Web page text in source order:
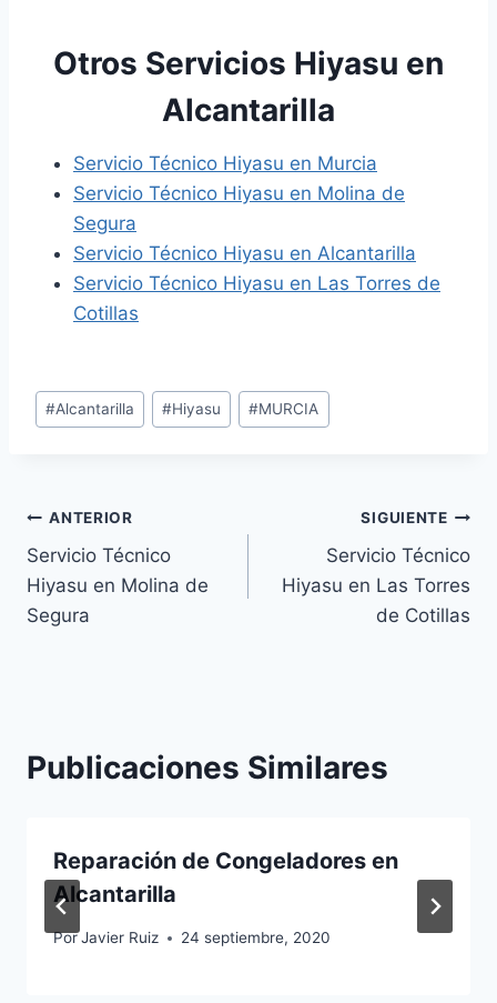
Otros Servicios Hiyasu en
Alcantarilla
Servicio Técnico Hiyasu en Murcia
Servicio Técnico Hiyasu en Molina de
Segura
Servicio Técnico Hiyasu en Alcantarilla
Servicio Técnico Hiyasu en Las Torres de
Cotillas
Etiquetas
de
#Alcantarilla #Hiyasu #MURCIA
Navegación
de
entradas
ANTERIOR
Servicio Técnico
Hiyasu en Molina de
Segura
SIGUIENTE
Servicio Técnico
Hiyasu en Las Torres
de Cotillas
Publicaciones Similares
Reparación de Congeladores en
Alcantarilla
PorJavier Ruiz 24 septiembre, 2020